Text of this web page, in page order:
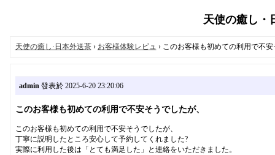
天使の癒し・
天使の癒し·日本外送茶› お客様体験レビュ › このお客様も初めての利用で不
admin發表於 2025-6-20 23:20:06
このお客様も初めての利用で不安そうでしたが、
このお客様も初めての利用で不安そうでしたが、
丁寧に説明したところ安心して予約してくれました?
実際に利用した後は「とても満足した」と連絡をいただきました。